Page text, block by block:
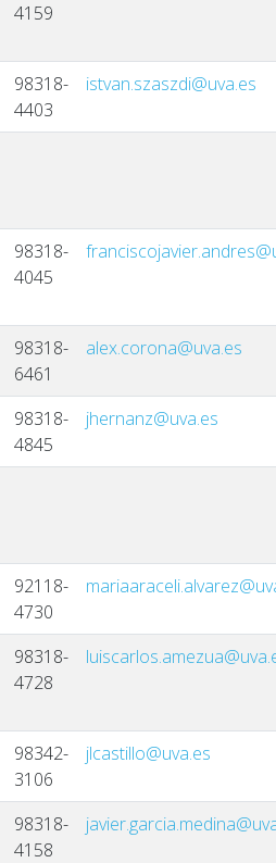
4159
98318-
4403
istvan.szaszdi@uva.es
98318-
4045
98318-
6461
alex.corona@uva.es
98318-
4845
jhernanz@uva.es
92118-
4730
98318-
4728
98342-
3106
jlcastillo@uva.es
98318-
4158